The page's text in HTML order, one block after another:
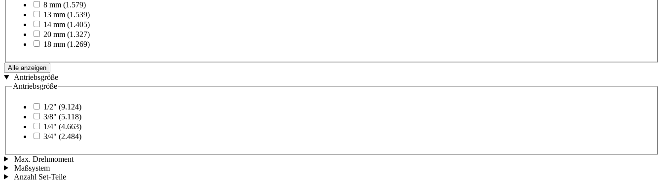
8 mm (1.579)
13 mm (1.539)
14 mm (1.405)
20 mm (1.327)
18 mm (1.269)
Alle anzeigen
Antriebsgröße
Antriebsgröße
1/2" (9.124)
3/8" (5.118)
1/4" (4.663)
3/4" (2.484)
Max. Drehmoment
Maßsystem
Anzahl Set-Teile